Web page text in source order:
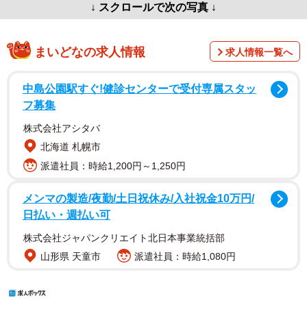
↓ スクロールで次の写真 ↓
まいどなの求人情報 求人情報一覧へ
中島公園駅すぐ!健診センターで受付専属スタッ
フ募集
株式会社アシタバ
北海道 札幌市
派遣社員：時給1,200円～1,250円
メンマの製造/夜勤/土日祝休み/入社祝金10万円/
日払い・週払い可
株式会社ジャパンクリエイト北日本事業統括部
山形県 天童市
派遣社員：時給1,080円